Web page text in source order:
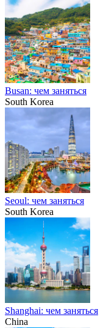
Busan: чем заняться
South Korea
Seoul: чем заняться
South Korea
Shanghai: чем заняться
China